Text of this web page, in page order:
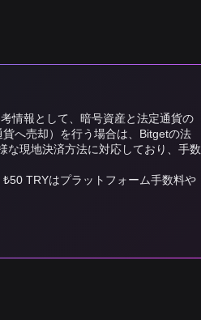
情報として、暗号資産と法定通貨の
へ売却）を行う場合は、Bitgetの法
な現地決済方法に対応しており、手数
TRYはプラットフォーム手数料や